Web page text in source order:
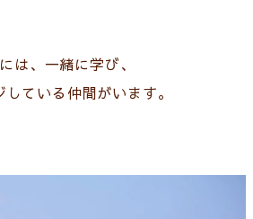
は、一緒に学び、
ている仲間がいます。